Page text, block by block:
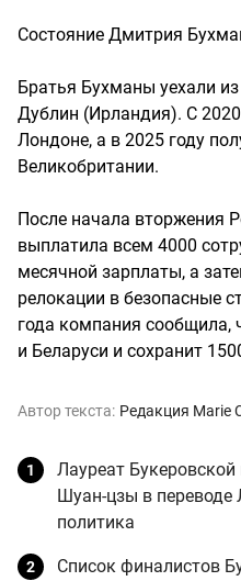
Состояние Дмитрия
Братья Бухманы уехали
Дублин (Ирландия). С
Лондоне, а в 2025 году
Великобритании.
После начала вторжения
выплатила всем 4000
месячной зарплаты, а
релокации в безопасные
года компания сообщила,
и Беларуси и сохранит
Автор текста: Редакция Marie
Лауреат
Шуан-цзы в переводе
политика
Список финалистов